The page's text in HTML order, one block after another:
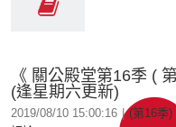
《 關公殿堂第16季 (
(逢星期六更新)
2019/08/10 15:00:16 | (第16季)